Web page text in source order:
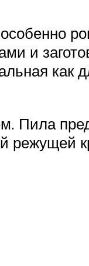
и
как
Пила
режущей